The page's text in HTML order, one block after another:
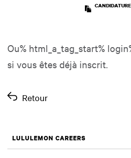
Ou% html_a_tag_start%
si vous êtes déjà inscrit.
Retour
LULULEMON CAREERS